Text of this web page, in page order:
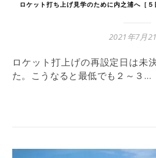
ロケット打ち上げ見学のために内之浦へ［
2021年7月
ロケット打上げの再設定日は未決定のまま、1日が経過し
た。こうなると最低でも２～３…